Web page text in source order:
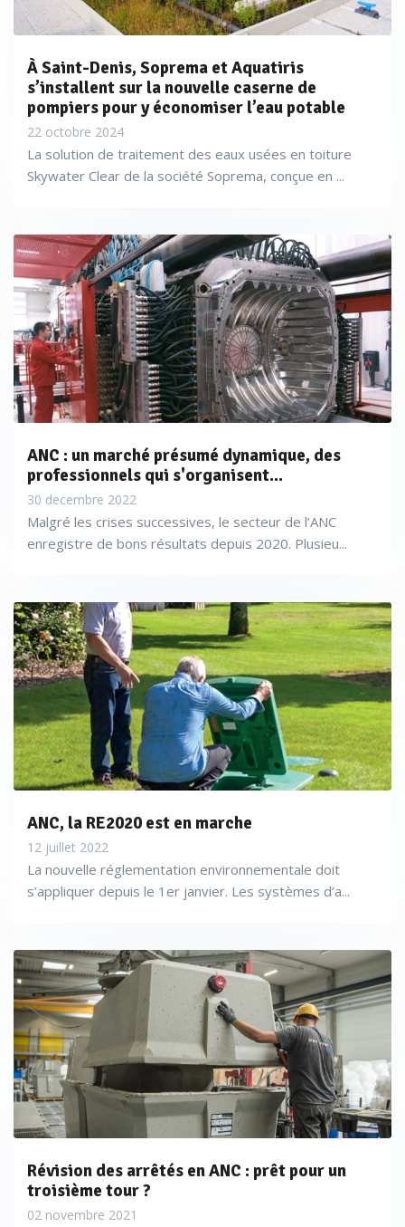
À Saint-Denis, Soprema et Aquatiris
s’installent sur la nouvelle caserne de
pompiers pour y économiser l’eau potable
22 octobre 2024
La solution de traitement des eaux usées en toiture
Skywater Clear de la société Soprema, conçue en ...
ANC : un marché présumé dynamique, des
professionnels qui s'organisent...
30 decembre 2022
Malgré les crises successives, le secteur de l’ANC
enregistre de bons résultats depuis 2020. Plusieu...
ANC, la RE2020 est en marche
12 juillet 2022
La nouvelle réglementation environnementale doit
s’appliquer depuis le 1er janvier. Les systèmes d’a...
Révision des arrêtés en ANC : prêt pour un
troisième tour ?
02 novembre 2021